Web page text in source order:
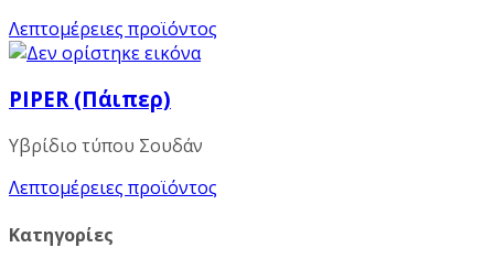
Λεπτομέρειες προϊόντος
PIPER (Πάιπερ)
Υβρίδιο τύπου Σουδάν
Λεπτομέρειες προϊόντος
Κατηγορίες